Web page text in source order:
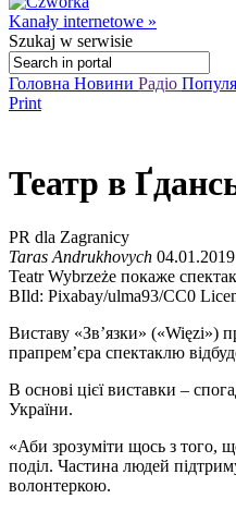
Kanały internetowe »
Szukaj w serwisie
Головна Новини Радіо
Print
Театр в
PR dla Zagranicy
Taras Andrukhovych
Teatr Wybrzeże покаже
BIld: Pixabay/ulma93/CC0
Виставу «Зв’язки» («Więzi»)
прапрем’єра спектаклю
В основі цієї виставки –
України.
«Аби зрозуміти щось з того,
поділ. Частина людей
волонтеркою.